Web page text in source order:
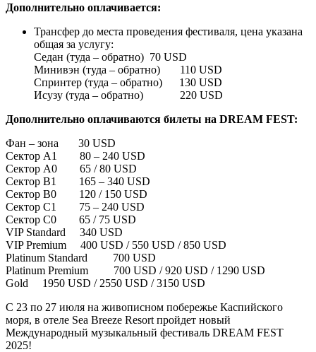
Дополнительно оплачивается:
Трансфер до места проведения фестиваля, цена указана
общая за услугу:
Седан (туда – обратно) 70 USD
Минивэн (туда – обратно) 110 USD
Спринтер (туда – обратно) 130 USD
Исузу (туда – обратно) 220 USD
Дополнительно оплачиваются билеты на DREAM FEST:
Фан – зона 30 USD
Сектор A1 80 – 240 USD
Сектор A0 65 / 80 USD
Сектор B1 165 – 340 USD
Сектор B0 120 / 150 USD
Сектор C1 75 – 240 USD
Сектор C0 65 / 75 USD
VIP Standard 340 USD
VIP Premium 400 USD / 550 USD / 850 USD
Platinum Standard 700 USD
Platinum Premium 700 USD / 920 USD / 1290 USD
Gold 1950 USD / 2550 USD / 3150 USD
С 23 по 27 июля на живописном побережье Каспийского
моря, в отеле Sea Breeze Resort пройдет новый
Международный музыкальный фестиваль DREAM FEST
2025!